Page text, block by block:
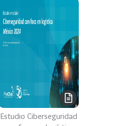
Estudio Ciberseguridad